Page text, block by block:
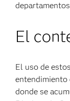
El
El uso de
entendimiento
donde se